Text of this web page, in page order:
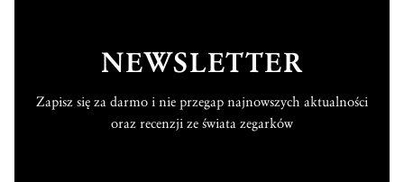
NEWSLETTER
Zapisz się za darmo i nie przegap najnowszych aktualności
oraz recenzji ze świata zegarków